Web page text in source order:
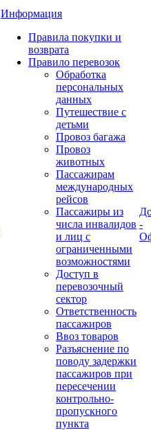
Информация
Правила покупки и
возврата
Правило перевозок
Обработка
персональных
данных
Путешествие с
детьми
Провоз багажа
Провоз
животных
Пассажирам
международных
рейсов
Пассажиры из
числа инвалидов
и лиц с
ограниченными
возможностями
Доступ в
перевозочный
сектор
Ответственность
пассажиров
Ввоз товаров
Разъяснение по
поводу задержки
пассажиров при
пересечении
контрольно-
пропускного
пункта
-